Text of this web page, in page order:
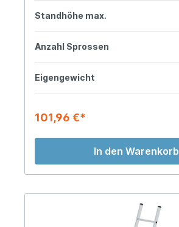
Standhöhe max.
Anzahl Sprossen
Eigengewicht
101,96 €*
In den Warenkorb